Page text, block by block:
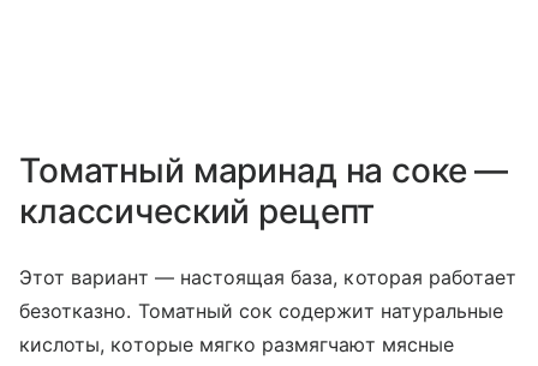
Томатный маринад на соке —
классический рецепт
Этот вариант — настоящая база, которая работает
безотказно. Томатный сок содержит натуральные
кислоты, которые мягко размягчают мясные